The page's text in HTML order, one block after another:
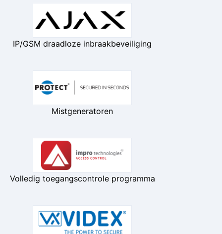
IP/GSM draadloze inbraakbeveiliging
Mistgeneratoren
Volledig toegangscontrole programma